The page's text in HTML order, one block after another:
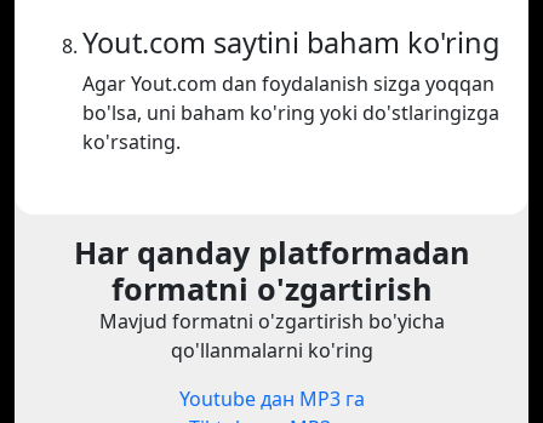
Yout.com saytini baham ko'ring
Agar Yout.com dan foydalanish sizga yoqqan
bo'lsa, uni baham ko'ring yoki do'stlaringizga
ko'rsating.
Har qanday platformadan
formatni o'zgartirish
Mavjud formatni o'zgartirish bo'yicha
qo'llanmalarni ko'ring
Youtube дан MP3 га